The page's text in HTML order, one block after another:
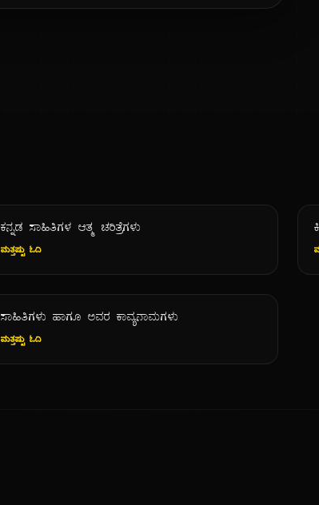
ಕನ್ನಡ ಸಾಹಿತಿಗಳ ಆತ್ಮ ಚರಿತ್ರೆಗಳು
ಮತ್ತಷ್ಟು ಓದಿ
ಸಾಹಿತಿಗಳು ಹಾಗೂ ಅವರ ಕಾವ್ಯನಾಮಗಳು
ಮತ್ತಷ್ಟು ಓದಿ